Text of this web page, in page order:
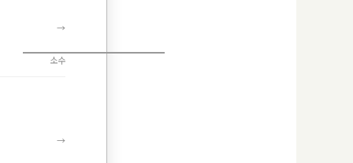
→
소수
→